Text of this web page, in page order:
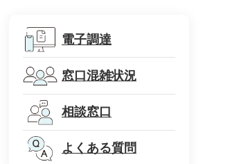
電子調達
窓口混雑状況
相談窓口
よくある質問